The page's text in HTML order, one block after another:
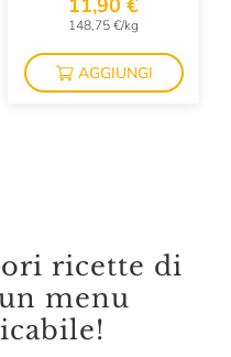
11,90 €
148,75 €/kg
AGGIUNGI
ricette di
menu